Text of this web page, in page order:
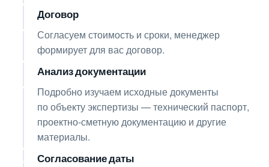
Договор
Согласуем стоимость и сроки, менеджер
формирует для вас договор.
Анализ документации
Подробно изучаем исходные документы
по объекту экспертизы — технический паспорт,
проектно-сметную документацию и другие
материалы.
05 Согласование даты